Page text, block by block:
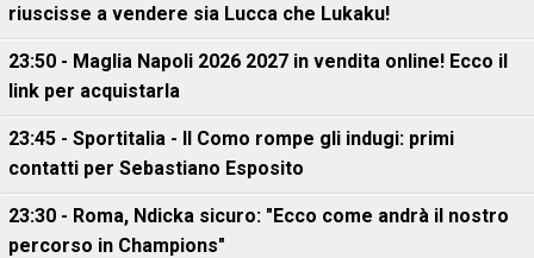
riuscisse a vendere sia Lucca che Lukaku!
23:50 - Maglia Napoli 2026 2027 in vendita online! Ecco il
link per acquistarla
23:45 - Sportitalia - Il Como rompe gli indugi: primi
contatti per Sebastiano Esposito
23:30 - Roma, Ndicka sicuro: "Ecco come andrà il nostro
percorso in Champions"